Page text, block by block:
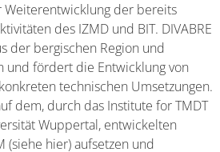
Weiterentwicklung der bereits
des IZMD und BIT. DIVABRE
der bergischen Region und
und fördert die Entwicklung von
technischen Umsetzungen.
dem, durch das Institute for TMDT
Wuppertal, entwickelten
(siehe hier) aufsetzen und